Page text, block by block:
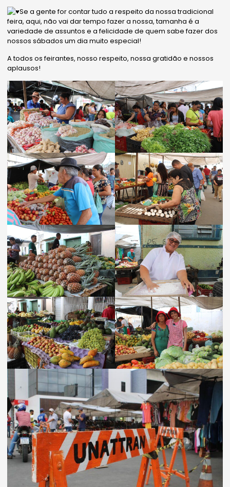
Se a gente for contar tudo a respeito da nossa tradicional
feira, aqui, não vai dar tempo fazer a nossa, tamanha é a
variedade de assuntos e a felicidade de quem sabe fazer dos
nossos sábados um dia muito especial!
A todos os feirantes, nosso respeito, nossa gratidão e nossos
aplausos!